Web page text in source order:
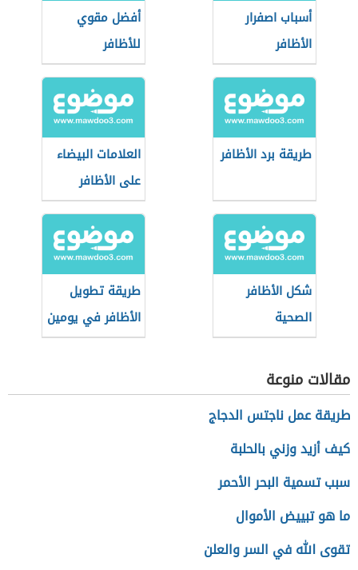
أسباب اصفرار
الأظافر
أفضل مقوي
للأظافر
طريقة برد الأظافر
العلامات البيضاء
على الأظافر
شكل الأظافر
الصحية
طريقة تطويل
الأظافر في يومين
مقالات منوعة
طريقة عمل ناجتس الدجاج
كيف أزيد وزني بالحلبة
سبب تسمية البحر الأحمر
ما هو تبييض الأموال
تقوى الله في السر والعلن